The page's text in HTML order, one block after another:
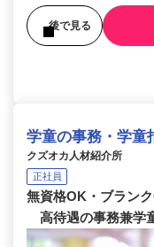
後で見る
学童の事務・学童
クズオカ人材紹介所
正社員
無資格OK・ブラン
高待遇の事務兼学